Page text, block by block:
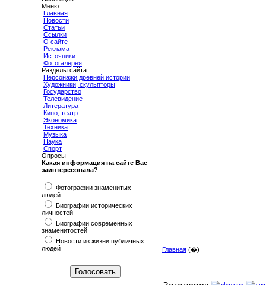
Меню
Главная
Новости
Статьи
Ссылки
О сайте
Реклама
Источники
Фотогалерея
Разделы сайта
Персонажи древней истории
Художники, скульпторы
Государство
Телевидение
Литература
Кино, театр
Экономика
Техника
Музыка
Наука
Спорт
Опросы
Какая информация на сайте Вас
заинтересовала?
Фотографии знаменитых
людей
Биографии исторических
личностей
Биографии современных
знаменитостей
Новости из жизни публичных
людей
Главная (�)